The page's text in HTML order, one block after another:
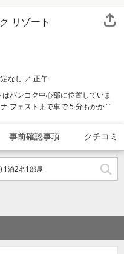
リゾート
なし ／ 正午
バンコク中心部に位置していま
フェストまで車で 5 分もかかり
まで 3.6 km、ワット ポーまで 6
事前確認事項 クチコミ
泊2名1部屋